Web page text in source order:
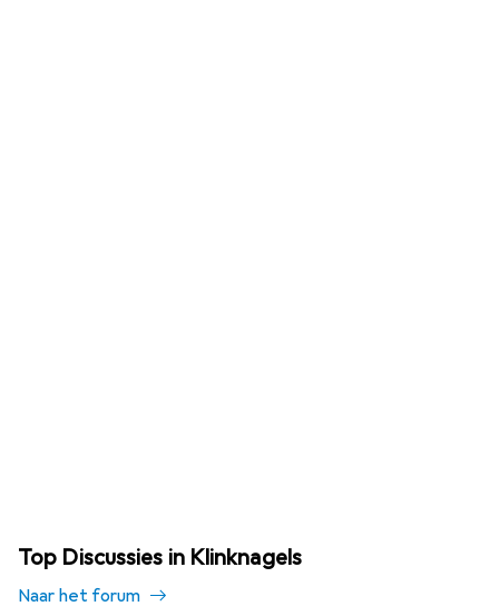
Top Discussies in Klinknagels
Naar het forum